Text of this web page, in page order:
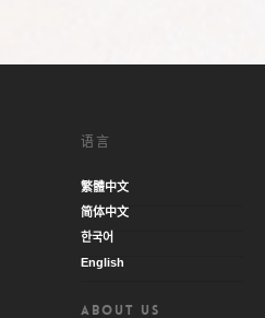
语言
繁體中文
简体中文
한국어
English
ABOUT US